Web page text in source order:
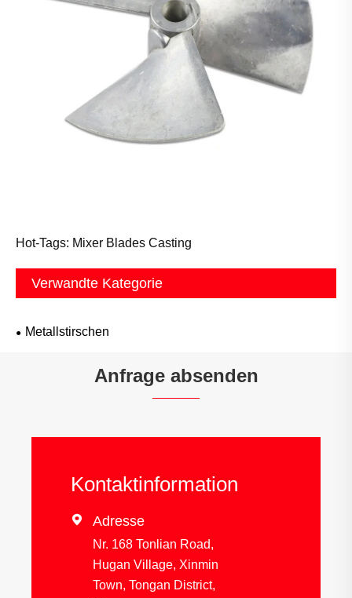
Hot-Tags: Mixer Blades Casting
Verwandte Kategorie
Metallstirschen
Anfrage absenden
Kontaktinformation
 Adresse
Nr. 168 Tonlian Road,
Hugan Village, Xinmin
Town, Tongan District,